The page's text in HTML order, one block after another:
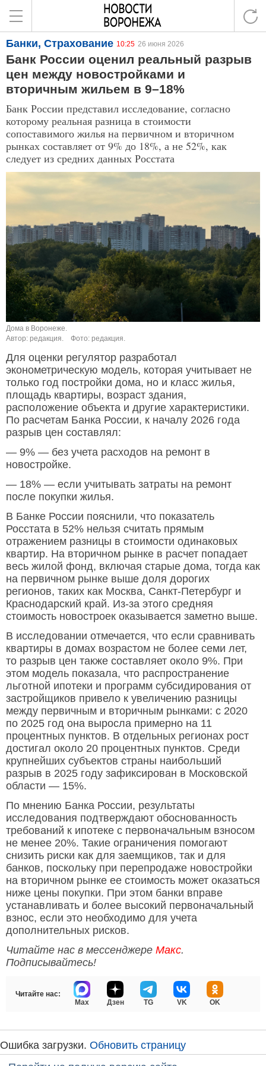
Банки, Страхование 10:25 26 июня 2026
Банк России оценил реальный разрыв
цен между новостройками и
вторичным жильем в 9–18%
Банк России представил исследование, согласно
которому реальная разница в стоимости
сопоставимого жилья на первичном и вторичном
рынках составляет от 9% до 18%, а не 52%, как
следует из средних данных Росстата
Дома в Воронеже.
Автор: редакция.
Фото: редакция.
Для оценки регулятор разработал
эконометрическую модель, которая учитывает не
только год постройки дома, но и класс жилья,
площадь квартиры, возраст здания,
расположение объекта и другие характеристики.
По расчетам Банка России, к началу 2026 года
разрыв цен составлял:
— 9% — без учета расходов на ремонт в
новостройке.
— 18% — если учитывать затраты на ремонт
после покупки жилья.
В Банке России пояснили, что показатель
Росстата в 52% нельзя считать прямым
отражением разницы в стоимости одинаковых
квартир. На вторичном рынке в расчет попадает
весь жилой фонд, включая старые дома, тогда как
на первичном рынке выше доля дорогих
регионов, таких как Москва, Санкт-Петербург и
Краснодарский край. Из-за этого средняя
стоимость новостроек оказывается заметно выше.
В исследовании отмечается, что если сравнивать
квартиры в домах возрастом не более семи лет,
то разрыв цен также составляет около 9%. При
этом модель показала, что распространение
льготной ипотеки и программ субсидирования от
застройщиков привело к увеличению разницы
между первичным и вторичным рынками: с 2020
по 2025 год она выросла примерно на 11
процентных пунктов. В отдельных регионах рост
достигал около 20 процентных пунктов. Среди
крупнейших субъектов страны наибольший
разрыв в 2025 году зафиксирован в Московской
области — 15%.
По мнению Банка России, результаты
исследования подтверждают обоснованность
требований к ипотеке с первоначальным взносом
не менее 20%. Такие ограничения помогают
снизить риски как для заемщиков, так и для
банков, поскольку при перепродаже новостройки
на вторичном рынке ее стоимость может оказаться
ниже цены покупки. При этом банки вправе
устанавливать и более высокий первоначальный
взнос, если это необходимо для учета
дополнительных рисков.
Читайте нас в мессенджере Макс.
Подписывайтесь!
Читайте нас:
Max
Дзен TG VK OK
Ошибка загрузки. Обновить страницу